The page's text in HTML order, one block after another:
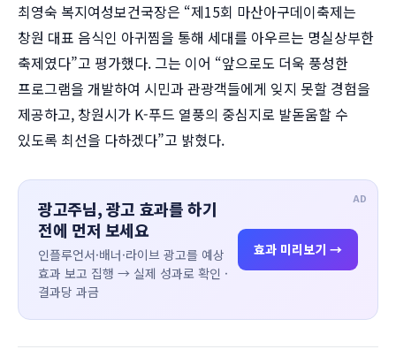
최영숙 복지여성보건국장은 “제15회 마산아구데이축제는
창원 대표 음식인 아귀찜을 통해 세대를 아우르는 명실상부한
축제였다”고 평가했다. 그는 이어 “앞으로도 더욱 풍성한
프로그램을 개발하여 시민과 관광객들에게 잊지 못할 경험을
제공하고, 창원시가 K-푸드 열풍의 중심지로 발돋움할 수
있도록 최선을 다하겠다”고 밝혔다.
AD
광고주님, 광고 효과를 하기
전에 먼저 보세요
인플루언서·배너·라이브 광고를 예상
효과 보고 집행 → 실제 성과로 확인 ·
결과당 과금
효과 미리보기 →